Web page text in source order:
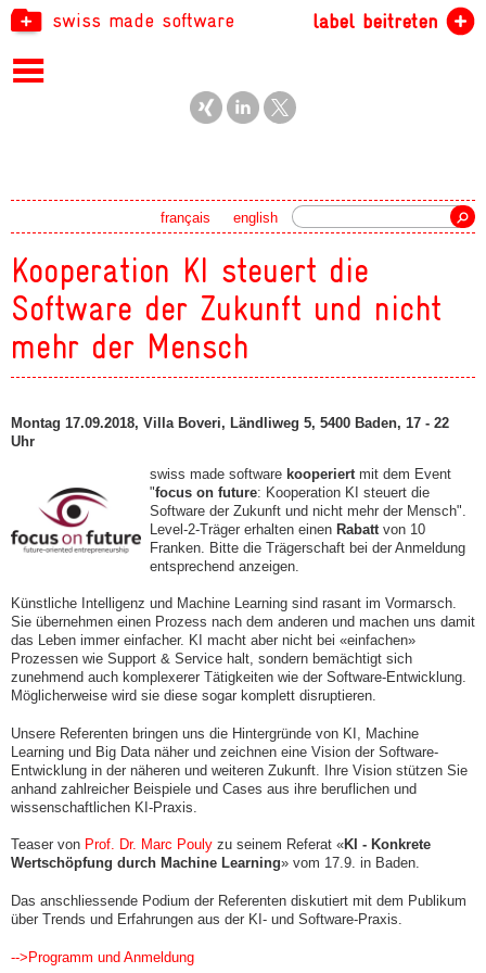
swiss made software label beitreten
english
français
Kooperation KI steuert die
Software der Zukunft und nicht
mehr der Mensch
Montag 17.09.2018, Villa Boveri, Ländliweg 5, 5400 Baden, 17 - 22
Uhr
swiss made software kooperiert mit dem Event
"focus on future: Kooperation KI steuert die
Software der Zukunft und nicht mehr der Mensch".
Level-2-Träger erhalten einenRabatt von 10
Franken. Bitte die Trägerschaft bei der Anmeldung
entsprechend anzeigen.
Künstliche Intelligenz und Machine Learning sind rasant im Vormarsch.
Sie übernehmen einen Prozess nach dem anderen und machen uns damit
das Leben immer einfacher. KI macht aber nicht bei «einfachen»
Prozessen wie Support & Service halt, sondern bemächtigt sich
zunehmend auch komplexerer Tätigkeiten wie der Software-Entwicklung.
Möglicherweise wird sie diese sogar komplett disruptieren.
Unsere Referenten bringen uns die Hintergründe von KI, Machine
Learning und Big Data näher und zeichnen eine Vision der Software-
Entwicklung in der näheren und weiteren Zukunft. Ihre Vision stützen Sie
anhand zahlreicher Beispiele und Cases aus ihre beruflichen und
wissenschaftlichen KI-Praxis.
Teaser von Prof. Dr. Marc Pouly zu seinem Referat «KI - Konkrete
Wertschöpfung durch Machine Learning» vom 17.9. in Baden.
Das anschliessende Podium der Referenten diskutiert mit dem Publikum
über Trends und Erfahrungen aus der KI- und Software-Praxis.
-->Programm und Anmeldung